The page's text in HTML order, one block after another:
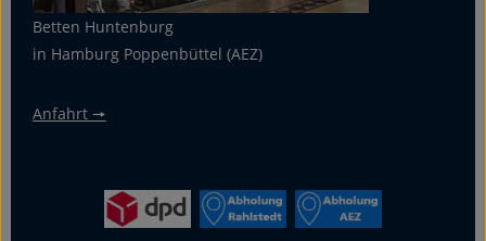
Betten Huntenburg
in Hamburg Poppenbüttel (AEZ)
Anfahrt 🠖